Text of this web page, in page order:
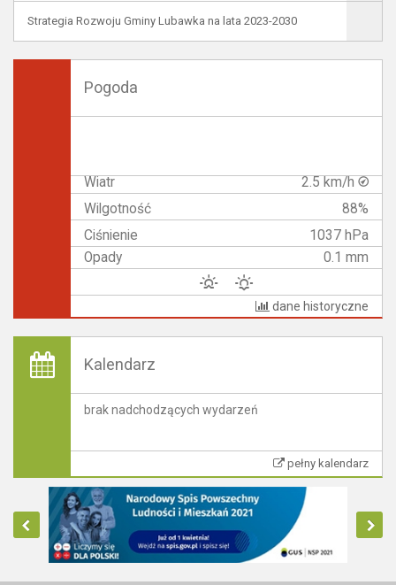
Strategia Rozwoju Gminy Lubawka na lata 2023-2030
Pogoda
Wiatr
2.5 km/h
Wilgotność
88%
Ciśnienie
1037 hPa
Opady
0.1 mm
dane historyczne
Kalendarz
brak nadchodzących wydarzeń
pełny kalendarz